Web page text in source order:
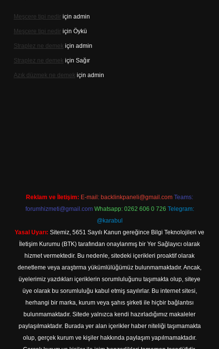
Meşcere tipi nedir için admin
Meşcere tipi nedir için Öykü
Straplez ne demek için admin
Straplez ne demek için Sağır
Azık düzmek ne demek için admin
Reklam ve İletişim: E-mail: backlinkpaneli@gmail.com Teams:
forumhizmeti@gmail.com Whatsapp: 0262 606 0 726 Telegram:
@karabul
Yasal Uyarı: Sitemiz, 5651 Sayılı Kanun gereğince Bilgi Teknolojileri ve
İletişim Kurumu (BTK) tarafından onaylanmış bir Yer Sağlayıcı olarak
hizmet vermektedir. Bu nedenle, sitedeki içerikleri proaktif olarak
denetleme veya araştırma yükümlülüğümüz bulunmamaktadır. Ancak,
üyelerimiz yazdıkları içeriklerin sorumluluğunu taşımakta olup, siteye
üye olarak bu sorumluluğu kabul etmiş sayılırlar. Bu internet sitesi,
herhangi bir marka, kurum veya şahıs şirketi ile hiçbir bağlantısı
bulunmamaktadır. Sitede yalnızca kendi hazırladığımız makaleler
paylaşılmaktadır. Burada yer alan içerikler haber niteliği taşımamakta
olup, gerçek kurum ve kişiler hakkında paylaşım yapılmamaktadır.